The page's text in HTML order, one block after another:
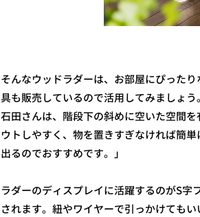
そんなウッドラダーは、お部屋にぴった
具も販売しているので活用してみましょう。
石田さんは、階段下の斜めに空いた空間
ウトしやすく、物を置きすぎなければ簡
出るのでおすすめです。」
ラダーのディスプレイに活躍するのがS
されます。紐やワイヤーで引っかけてもい